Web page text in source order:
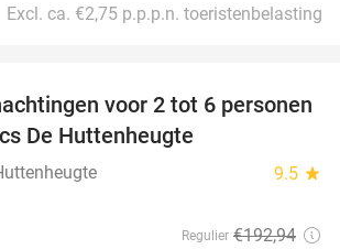
Excl. ca. €2,75 p.p.p.n. toeristenbelasting
15%
voor 2 tot 6 personen
De Huttenheugte
9.5 star
Regulier €192,94